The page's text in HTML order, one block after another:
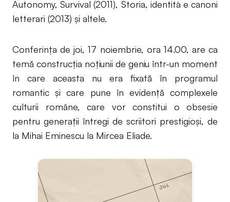
Autonomy, Survival (2011), Storia, identità e canoni
letterari (2013) și altele.
Conferința de joi, 17 noiembrie, ora 14.00, are ca
temă construcția noțiunii de geniu într-un moment
în care aceasta nu era fixată în programul
romantic și care pune în evidență complexele
culturii române, care vor constitui o obsesie
pentru generații întregi de scriitori prestigioși, de
la Mihai Eminescu la Mircea Eliade.